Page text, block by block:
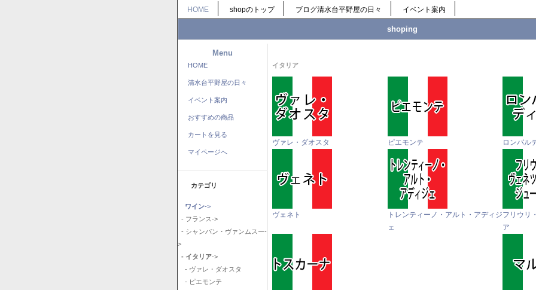
HOME shopのトップ ブログ清水台平野屋の日々 イベント案内
shoping
Menu
HOME
清水台平野屋の日々
イベント案内
おすすめの商品
カートを見る
マイページへ
カテゴリ
ワイン->
- フランス->
- シャンパン・ヴァンムスー-
>
- イタリア->
- ヴァレ・ダオスタ
- ピエモンテ
イタリア
ヴァレ・ダオスタ ピエモンテ ロンバル
ヴェネト
トレンティーノ・アルト・アディジ
ェ
フリウリ
ア